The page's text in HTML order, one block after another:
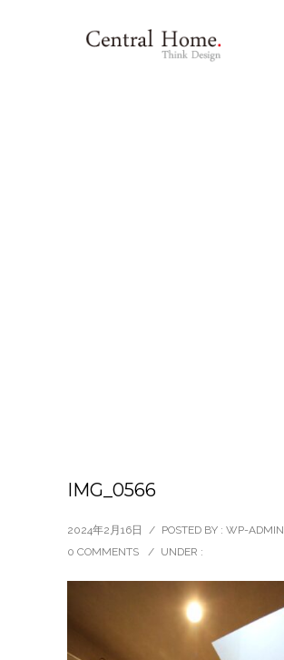
IMG_0566
2024年2月16日 / POSTED BY : WP-ADMIN
0 COMMENTS
/ UNDER :